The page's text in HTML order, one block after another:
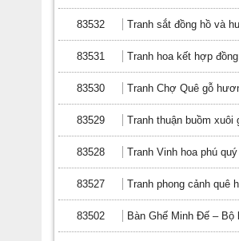
83532 Tranh sắt đồng hồ và
83531 Tranh hoa kết hợp
83530 Tranh Chợ Quê gỗ
83529 Tranh thuận buồm
83528 Tranh Vinh hoa phú
83527 Tranh phong cảnh quê
83502 Bàn Ghế Minh Đế – Bộ